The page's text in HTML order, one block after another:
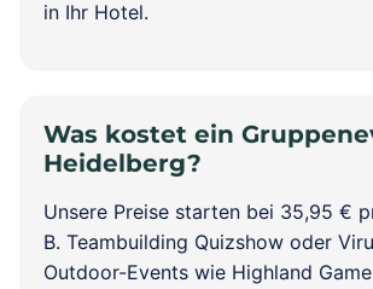
in Ihr Hotel.
Was kostet ein
Heidelberg?
Unsere Preise starten bei 35,95 €
B. Teambuilding Quizshow oder
Outdoor-Events wie Highland